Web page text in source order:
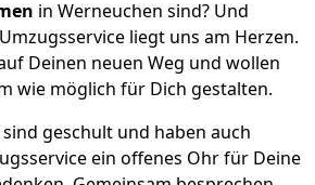
in Werneuchen sind? Und
liegt uns am Herzen.
Deinen neuen Weg und wollen
wie möglich für Dich gestalten.
geschult und haben auch
ein offenes Ohr für Deine